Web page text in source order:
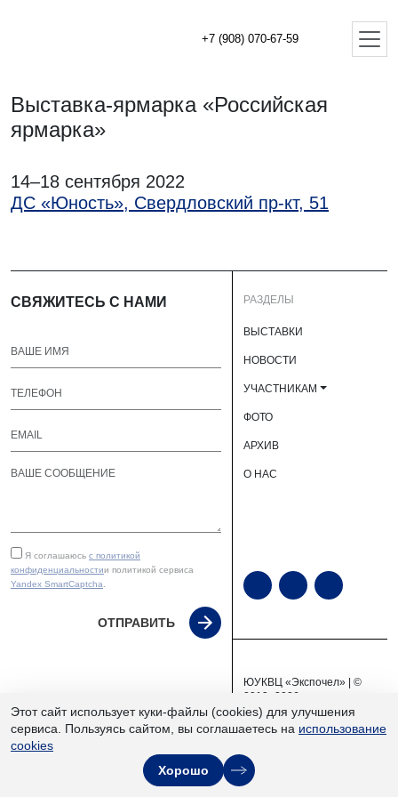
+7 (908) 070-67-59
Выставка-ярмарка «Российская
ярмарка»
14–18 сентября 2022
ДС «Юность», Свердловский пр-кт, 51
СВЯЖИТЕСЬ С НАМИ
Я соглашаюсь с политикой
конфиденциальностии политикой сервиса
Yandex SmartCaptcha
ОТПРАВИТЬ
РАЗДЕЛЫ
ВЫСТАВКИ
НОВОСТИ
УЧАСТНИКАМ
ФОТО
АРХИВ
О НАС
ЮУКВЦ «Экспочел» | ©
2013–2026
Этот сайт использует куки-файлы (cookies) для улучшения
сервиса. Пользуясь сайтом, вы соглашаетесь на использование
cookies
Хорошо